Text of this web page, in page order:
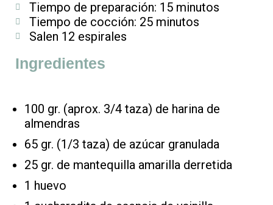
Tiempo de preparación: 15 minutos
Tiempo de cocción: 25 minutos
Salen 12 espirales
Ingredientes
100 gr. (aprox. 3/4 taza) de harina de
almendras
65 gr. (1/3 taza) de azúcar granulada
25 gr. de mantequilla amarilla derretida
1 huevo